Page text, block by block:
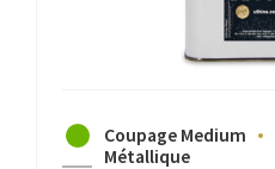
Coupage Medium
Métallique